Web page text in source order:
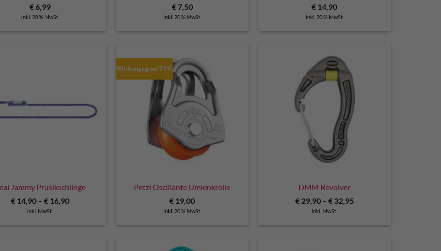
€6,99
inkl. 20 % MwSt.
€7,50
inkl. 20 % MwSt.
€ 14,90
inkl. 20 % MwSt.
Jammy Prusikschlinge
€14,90– €16,90
inkl. MwSt.
Wirkungsgrad 71%
Petzl Oscillante Umlenkrolle
€ 19,00
inkl. 20 % MwSt.
DMM Revolver
€29,90– €32,95
inkl. MwSt.